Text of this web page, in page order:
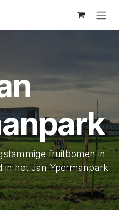
fruitbomen in
in het Jan Ypermanpark